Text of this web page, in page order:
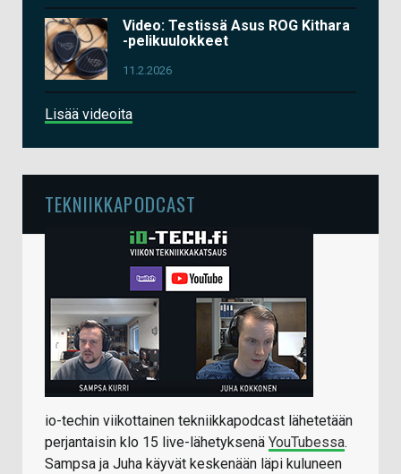
Video: Testissä Asus ROG Kithara
-pelikuulokkeet
11.2.2026
Lisää videoita
TEKNIIKKAPODCAST
io-techin viikottainen tekniikkapodcast lähetetään
perjantaisin klo 15 live-lähetyksenä YouTubessa.
Sampsa ja Juha käyvät keskenään läpi kuluneen